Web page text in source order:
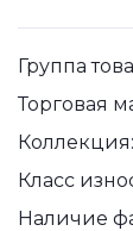
Группа
Торговая
Коллекция:
Класс
Наличие